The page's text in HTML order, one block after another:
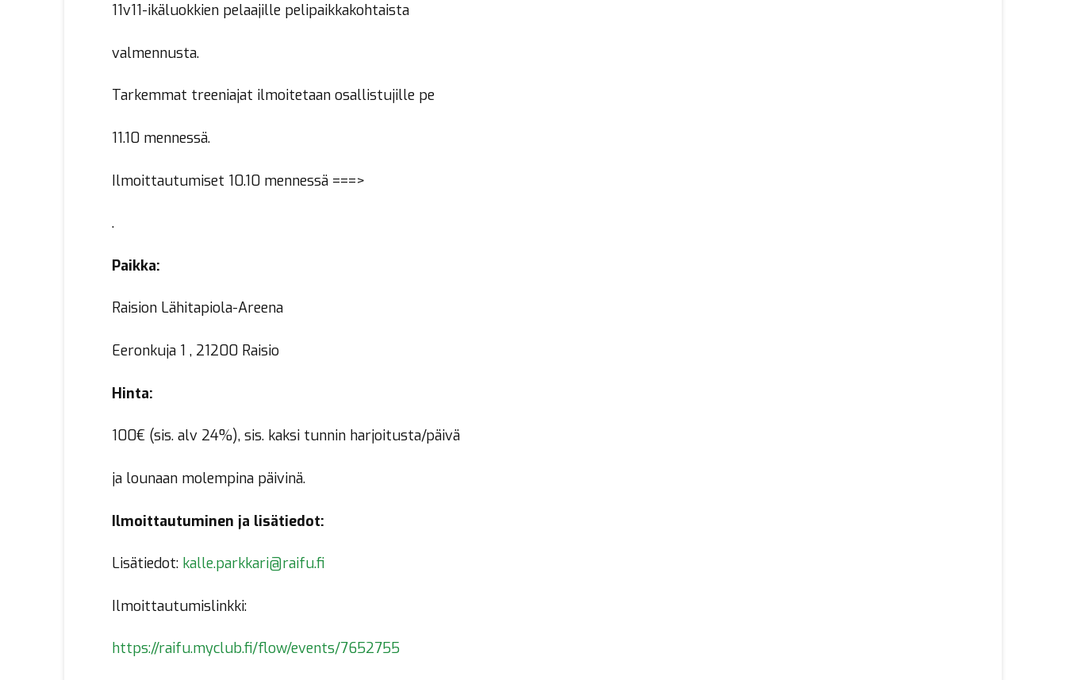
11v11-ikäluokkien pelaajille pelipaikkakohtaista
valmennusta.
Tarkemmat treeniajat ilmoitetaan osallistujille pe
11.10 mennessä.
Ilmoittautumiset 10.10 mennessä ===>
.
Paikka:
Raision Lähitapiola-Areena
Eeronkuja 1 , 21200 Raisio
Hinta:
100€ (sis. alv 24%), sis. kaksi tunnin harjoitusta/päivä
ja lounaan molempina päivinä.
Ilmoittautuminen ja lisätiedot:
Lisätiedot: kalle.parkkari@raifu.fi
Ilmoittautumislinkki:
https://raifu.myclub.fi/flow/events/7652755